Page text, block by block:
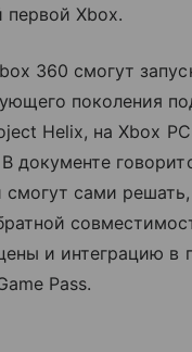
первой Xbox.
360 смогут
поколения
Helix, на Xbox
документе
смогут сами
и интеграцию в
Pass.